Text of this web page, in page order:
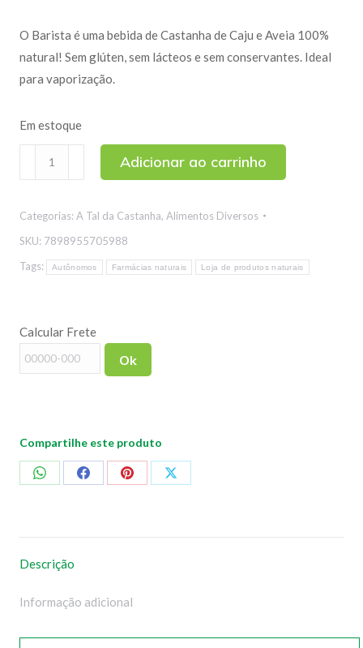
O Barista é uma bebida de Castanha de Caju e Aveia 100%
natural! Sem glúten, sem lácteos e sem conservantes. Ideal
para vaporização.
Em estoque
Cafés
Barista
Profissional
da
1L
Adicionar ao carrinho
Categorias: A Tal da Castanha, Alimentos Diversos
SKU: 7898955705988
Tags:
Autônomos Farmácias naturais Loja de produtos naturais
Calcular Frete
Ok
Compartilhe este produto
CompartilharCompartilharCompartilharCompartilhar
Descrição
Informação adicional